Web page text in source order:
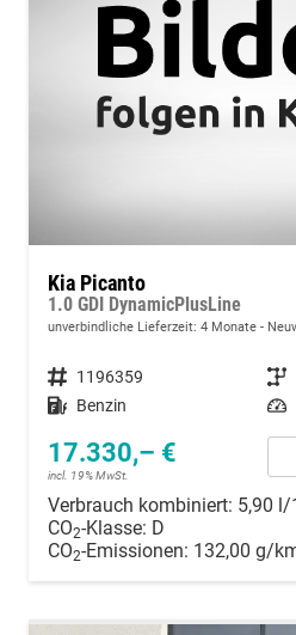
Kia Picanto
1.0 GDI DynamicPlusLine
unverbindliche Lieferzeit: 4 Monate
Fahrzeugnummer 1196359 Getriebe
Kraftstoff Benzin Leistung
17.330,– €
incl. 19% MwSt.
Verbrauch kombiniert: 5,90 l/
CO2-Klasse: D
CO2-Emissionen: 132,00 g/